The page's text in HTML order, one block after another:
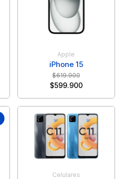
Apple
iPhone 15
$619.900
$599.900
Celulares